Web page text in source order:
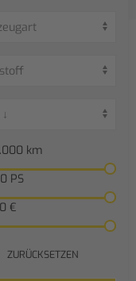
km
PS
€
ZURÜCKSETZEN